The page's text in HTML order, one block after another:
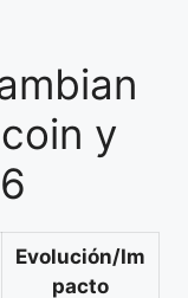
y
Evolución/Im
pacto